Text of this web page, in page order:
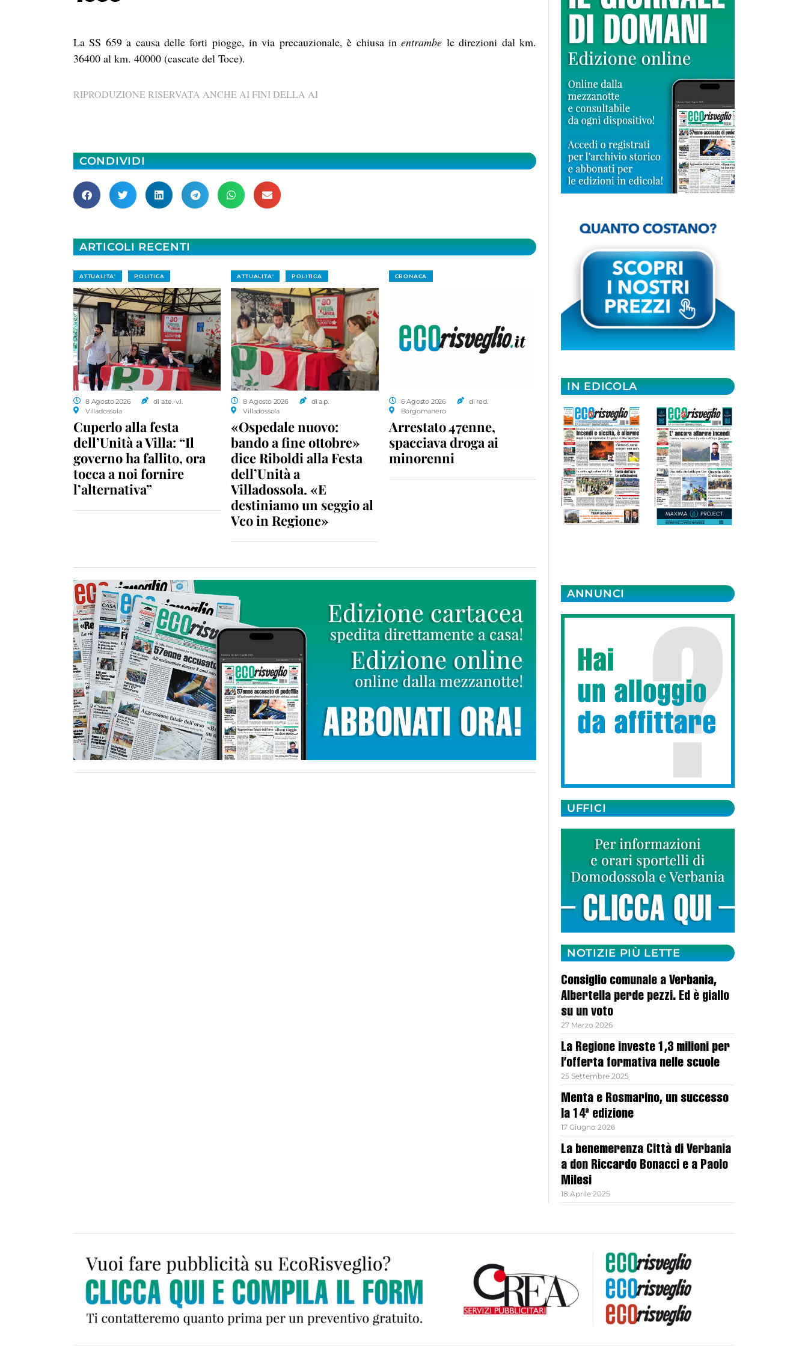
La SS 659 a causa delle forti piogge, in via precauzionale, è chiusa inentrambe le direzioni dal km.
36400 al km. 40000 (cascate del Toce).
RIPRODUZIONE RISERVATA ANCHE AI FINI DELLA AI
CONDIVIDI
ARTICOLI RECENTI
ATTUALITA' POLITICA
8 Agosto 2026
di a.te.-v.l.
Villadossola
Cuperlo alla festa
dell’Unità a Villa: “Il
governo ha fallito, ora
tocca a noi fornire
l’alternativa”
ATTUALITA' POLITICA
8 Agosto 2026
di a.p.
Villadossola
«Ospedale nuovo:
bando a fine ottobre»
dice Riboldi alla Festa
dell’Unità a
Villadossola. «E
destiniamo un seggio al
Vco in Regione»
CRONACA
6 Agosto 2026
di red.
Borgomanero
Arrestato 47enne,
spacciava droga ai
minorenni
IN EDICOLA
ANNUNCI
UFFICI
NOTIZIE PIÙ LETTE
Consiglio comunale a Verbania,
Albertella perde pezzi. Ed è giallo
su un voto
27 Marzo 2026
La Regione investe 1,3 milioni per
l’offerta formativa nelle scuole
25 Settembre 2025
Menta e Rosmarino, un successo
la 14ª edizione
17 Giugno 2026
La benemerenza Città di Verbania
a don Riccardo Bonacci e a Paolo
Milesi
18 Aprile 2025